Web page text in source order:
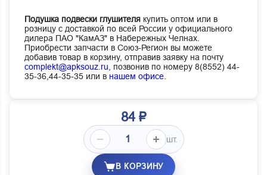
Подушка подвески глушителя купить оптом или в
розницу с доставкой по всей России у официального
дилера ПАО "КамАЗ" в Набережных Челнах.
Приобрести запчасти в Союз-Регион вы можете
добавив товар в корзину, отправив заявку на почту
complekt@apksouz.ru,
позвонив по номеру 8(8552) 44-
35-36,44-35-35 или в нашем офисе
84 ₽
шт.
В КОРЗИНУ